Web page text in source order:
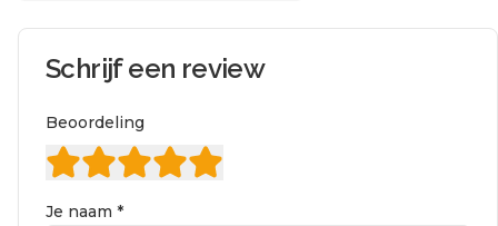
Schrijf een review
Beoordeling
Je naam *